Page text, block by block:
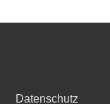
Datenschutz